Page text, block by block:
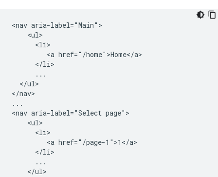
<nav aria-label="Main">
    <ul>
      <li>
         <a href="/home">Home</a>
      </li>
      ...
  </ul>
</nav>
...
<nav aria-label="Select page">
    <ul>
      <li>
         <a href="/page-1">1</a>
      </li>
      ...
    </ul>